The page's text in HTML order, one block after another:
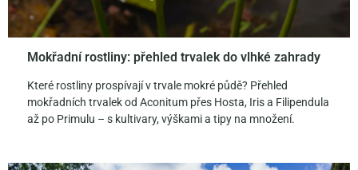
Mokřadní rostliny: přehled trvalek do vlhké zahrady
Které rostliny prospívají v trvale mokré půdě? Přehled
mokřadních trvalek od Aconitum přes Hosta, Iris a Filipendula
až po Primulu – s kultivary, výškami a tipy na množení.